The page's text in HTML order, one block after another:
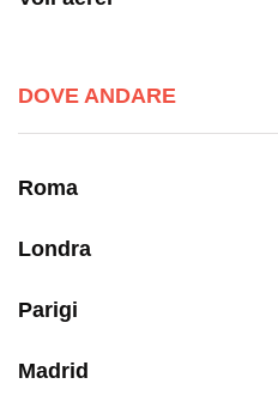
DOVE ANDARE
Roma
Londra
Parigi
Madrid